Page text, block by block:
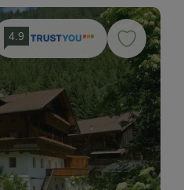
4.9